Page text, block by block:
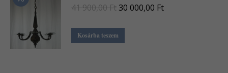
41 900,00FtOriginal
30 000,00 FtCurrent
Kosárba teszem